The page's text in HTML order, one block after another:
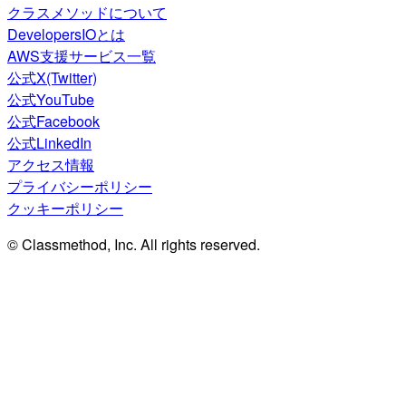
クラスメソッドについて
DevelopersIOとは
AWS支援サービス一覧
公式X(Twitter)
公式YouTube
公式Facebook
公式LinkedIn
アクセス情報
プライバシーポリシー
クッキーポリシー
© Classmethod, Inc. All rights reserved.